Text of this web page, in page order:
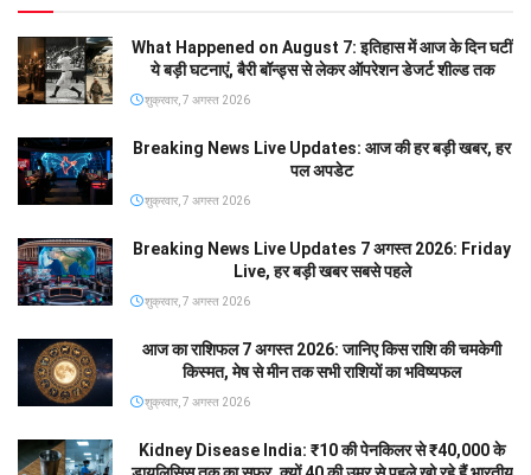
What Happened on August 7: इतिहास में आज के दिन घटीं
ये बड़ी घटनाएं, बैरी बॉन्ड्स से लेकर ऑपरेशन डेजर्ट शील्ड तक
शुक्रवार, 7 अगस्त 2026
Breaking News Live Updates: आज की हर बड़ी खबर, हर
पल अपडेट
शुक्रवार, 7 अगस्त 2026
Breaking News Live Updates 7 अगस्त 2026: Friday
Live, हर बड़ी खबर सबसे पहले
शुक्रवार, 7 अगस्त 2026
आज का राशिफल 7 अगस्त 2026: जानिए किस राशि की चमकेगी
किस्मत, मेष से मीन तक सभी राशियों का भविष्यफल
शुक्रवार, 7 अगस्त 2026
Kidney Disease India: ₹10 की पेनकिलर से ₹40,000 के